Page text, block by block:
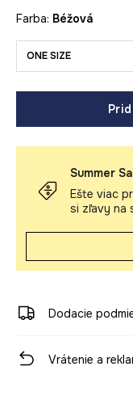
Farba: béžová
ONE SIZE
Summer
Ešte viac
si zľavy na
Dodacie
Vrátenie a